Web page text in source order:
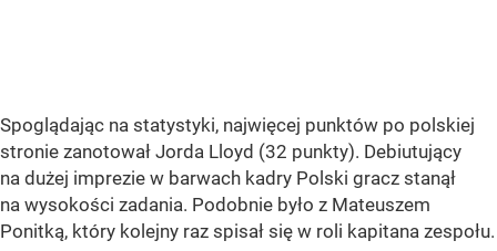
Spoglądając na statystyki, najwięcej punktów po polskiej
stronie zanotował Jorda Lloyd (32 punkty). Debiutujący
na dużej imprezie w barwach kadry Polski gracz stanął
na wysokości zadania. Podobnie było z Mateuszem
Ponitką, który kolejny raz spisał się w roli kapitana zespołu.